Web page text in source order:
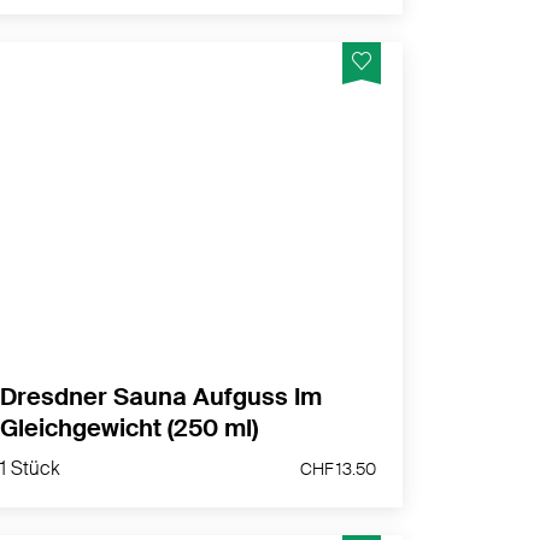
1 Stück
Dresdner Sauna Aufguss Im
Gleichgewicht (250 ml)
1 Stück CHF 13.50